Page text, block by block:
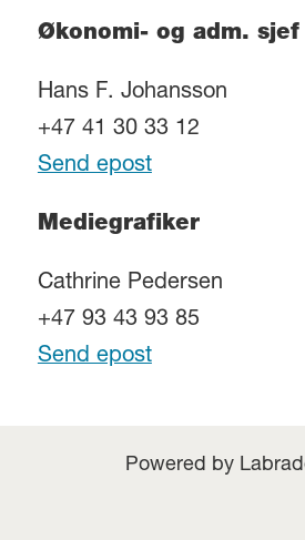
Økonomi- og adm. sjef
Hans F. Johansson
+47 41 30 33 12
Send epost
Mediegrafiker
Cathrine Pedersen
+47 93 43 93 85
Send epost
Powered by